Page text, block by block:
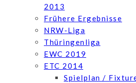
2013
Frühere Ergebnisse
NRW-Liga
Thüringenliga
EWC 2019
ETC 2014
Spielplan /